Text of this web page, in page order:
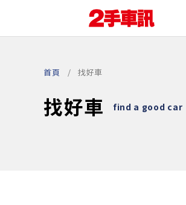
首頁 找好車
找好車 find a good car